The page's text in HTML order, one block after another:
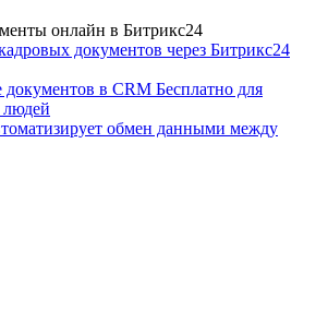
онлайн в Битрикс24
документов через Битрикс24
в CRM Бесплатно для
людей
обмен данными между